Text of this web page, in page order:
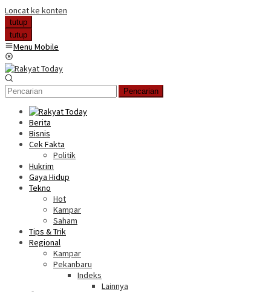
Loncat ke konten
tutup
tutup
Menu Mobile
Pencarian
Berita
Bisnis
Cek Fakta
Politik
Hukrim
Gaya Hidup
Tekno
Hot
Kampar
Saham
Tips & Trik
Regional
Kampar
Pekanbaru
Indeks
Lainnya